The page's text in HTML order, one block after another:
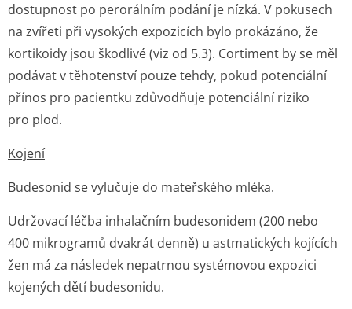
dostupnost po perorálním podání je nízká. V pokusech
na zvířeti při vysokých expozicích bylo prokázáno, že
kortikoidy jsou škodlivé (viz od 5.3). Cortiment by se měl
podávat v těhotenství pouze tehdy, pokud potenciální
přínos pro pacientku zdůvodňuje potenciální riziko
pro plod.
Kojení
Budesonid se vylučuje do mateřského mléka.
Udržovací léčba inhalačním budesonidem (200 nebo
400 mikrogramů dvakrát denně) u astmatických kojících
žen má za následek nepatrnou systémovou expozici
kojených dětí budesonidu.